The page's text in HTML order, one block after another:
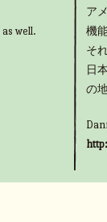
well.
ア
機
そ
日
の